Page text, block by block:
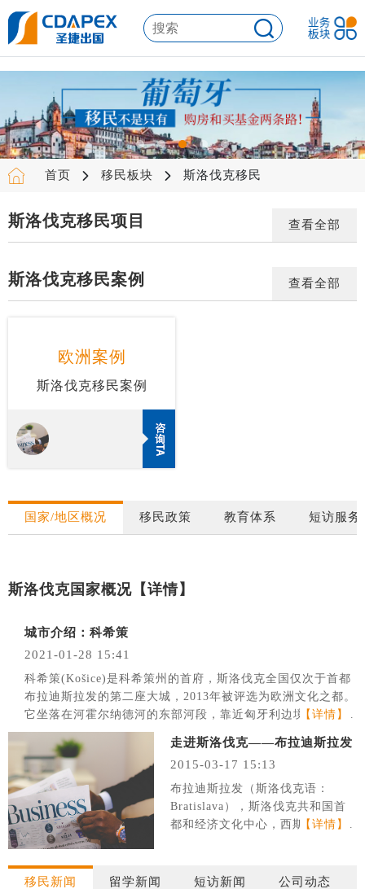
首页 移民板块 斯洛伐克移民
斯洛伐克移民项目 查看全部
斯洛伐克移民案例 查看全部
欧洲案例
斯洛伐克移民案例
【详情】
国家/地区概况 移民政策 教育体系 短访服务
斯洛伐克国家概况 【详情】
城市介绍：科希策
2021-01-28 15:41
科希策(Košice)是科希策州的首府，斯洛伐克全国仅次于首都
布拉迪斯拉发的第二座大城，2013年被评选为欧洲文化之都。
它坐落在河霍尔纳德河的东部河段，靠近匈牙利边境。作为斯
洛伐克东部的经济、文化中心科希策拥有三所大学，众多的教
堂、博物馆和剧院。 科希策是斯洛伐克的一个重要的工业中
心，这座城市有复杂的铁路系统和一个国际机场。科希策的历
史中心是全斯洛伐克最大的，拥有有哥特式、文艺复兴式、巴
洛克式的众多文物的国家保护建筑。圣伊丽莎白大教堂是斯洛
伐克最大的教堂。
【详情】
走进斯洛伐克——布拉迪斯拉发
2015-03-17 15:13
布拉迪斯拉发（斯洛伐克语：
Bratislava），斯洛伐克共和国首
都和经济文化中心，西斯洛伐克州
【详情】
移民新闻 留学新闻 短访新闻 公司动态